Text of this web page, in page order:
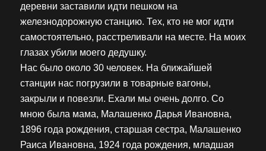
деревни заставили идти пешком на
железнодорожную станцию. Тех, кто не мог идти
самостоятельно, расстреливали на месте. На моих
глазах убили моего дедушку.
Нас было около 30 человек. На ближайшей
станции нас погрузили в товарные вагоны,
закрыли и повезли. Ехали мы очень долго. Со
мною была мама, Малашенко Дарья Ивановна,
1896 года рождения, старшая сестра, Малашенко
Раиса Ивановна, 1924 года рождения, младшая